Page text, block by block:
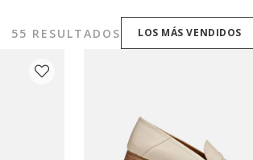
55 RESULTADOS LOS MÁS VENDIDOS